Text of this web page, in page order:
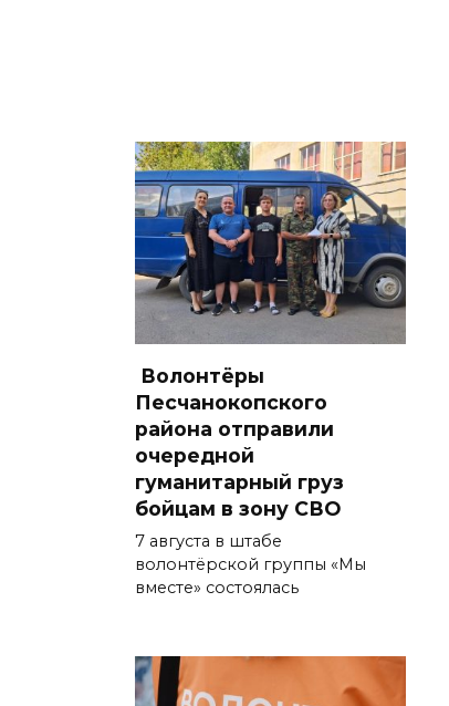
Волонтёры
Песчанокопского
района отправили
очередной
гуманитарный груз
бойцам в зону СВО
7 августа в штабе
волонтёрской группы «Мы
вместе» состоялась